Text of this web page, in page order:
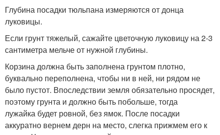
Глубина посадки тюльпана измеряются от донца
луковицы.
Если грунт тяжелый, сажайте цветочную луковицу на 2-3
сантиметра мельче от нужной глубины.
Корзина должна быть заполнена грунтом плотно,
буквально переполнена, чтобы ни в ней, ни рядом не
было пустот. Впоследствии земля обязательно просядет,
поэтому грунта и должно быть побольше, тогда
лужайка будет ровной, без ямок. После посадки
аккуратно вернем дерн на место, слегка прижмем его к